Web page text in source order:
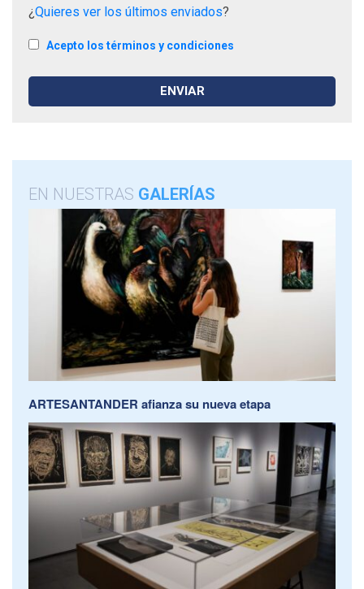
¿Quieres ver los últimos enviados?
Acepto los términos y condiciones
EN NUESTRAS GALERÍAS
ARTESANTANDER afianza su nueva etapa